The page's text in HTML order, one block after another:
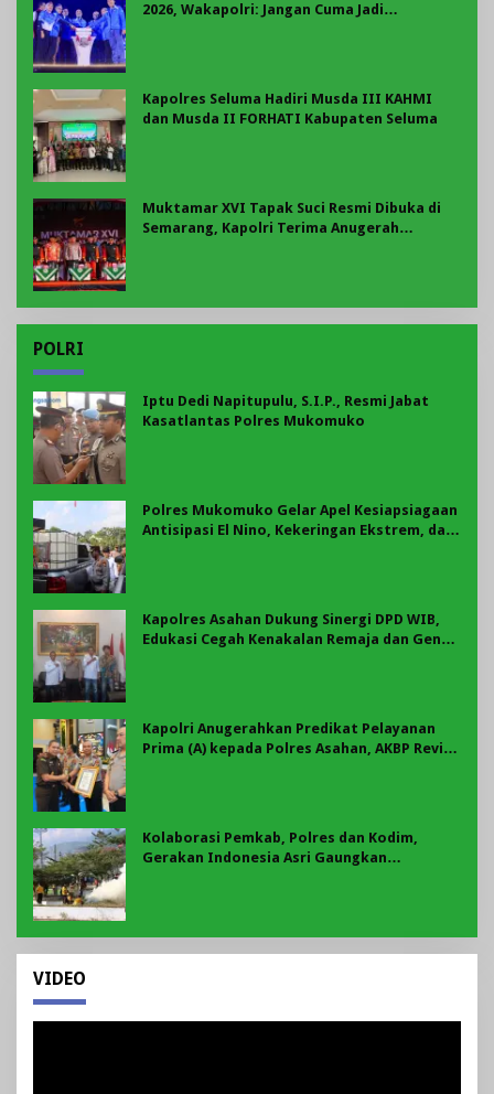
2026, Wakapolri: Jangan Cuma Jadi
Kapolres Seluma Hadiri Musda III KAHMI
dan Musda II FORHATI Kabupaten Seluma
Muktamar XVI Tapak Suci Resmi Dibuka di
Semarang, Kapolri Terima Anugerah
POLRI
Iptu Dedi Napitupulu, S.I.P., Resmi Jabat
Kasatlantas Polres Mukomuko
Polres Mukomuko Gelar Apel Kesiapsiagaan
Antisipasi El Nino, Kekeringan Ekstrem, dan
Kapolres Asahan Dukung Sinergi DPD WIB,
Edukasi Cegah Kenakalan Remaja dan Geng
Kapolri Anugerahkan Predikat Pelayanan
Prima (A) kepada Polres Asahan, AKBP Revi
Kolaborasi Pemkab, Polres dan Kodim,
Gerakan Indonesia Asri Gaungkan
VIDEO